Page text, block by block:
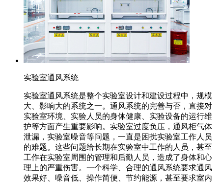
实验室通风系统
实验室通风系统是整个实验室设计和建设过程中，规模
大、影响大的系统之一。通风系统的完善与否，直接对
实验室环境、实验人员的身体健康、实验设备的运行维
护等方面产生重要影响。实验室过度负压，通风柜气体
泄漏，实验室噪音等问题，一直是困扰实验室工作人员
的难题。这些问题给长期在实验室中工作的人员，甚至
工作在实验室周围的管理和后勤人员，造成了身体和心
理上的严重伤害。一个科学、合理的通风系统要求通风
效果好、噪音低、操作简便、节约能源，甚至要求室内